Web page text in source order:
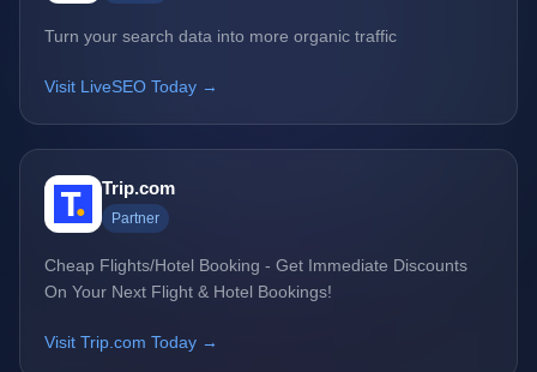
Turn your search data into more organic traffic
Visit LiveSEO Today →
Trip.com
Partner
Cheap Flights/Hotel Booking - Get Immediate Discounts
On Your Next Flight & Hotel Bookings!
Visit Trip.com Today →